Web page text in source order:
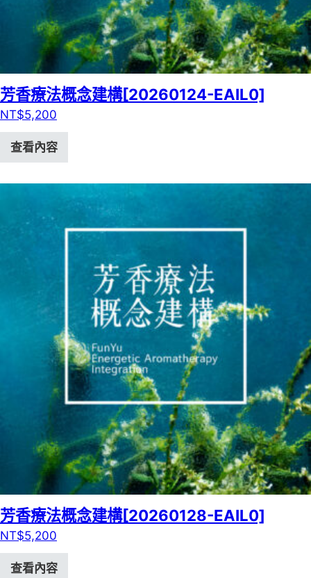
芳香療法概念建構[20260124-EAIL0]
NT$5,200
查看內容
芳香療法概念建構[20260128-EAIL0]
NT$5,200
查看內容